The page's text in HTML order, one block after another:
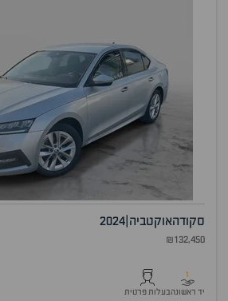
סקודהאוקטביה 2024
₪132,450
1
יד ראשונהבעלות פרטית